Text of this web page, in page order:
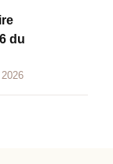
du